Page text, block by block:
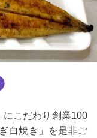
こだわり創業100
白焼き」を是非ご